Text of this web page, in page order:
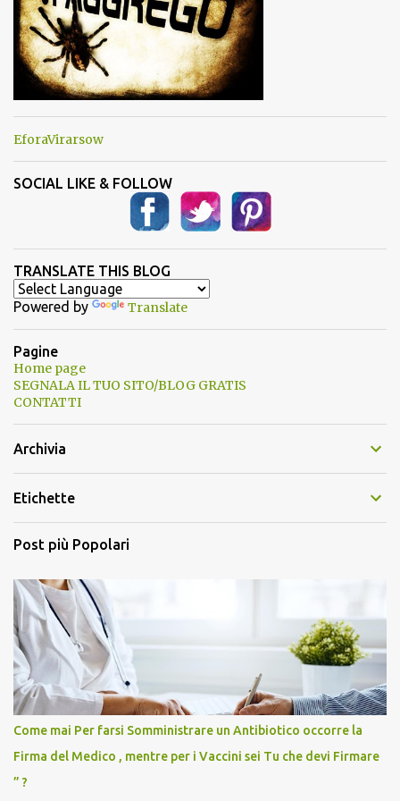
EforaVirarsow
SOCIAL LIKE & FOLLOW
TRANSLATE THIS BLOG
Powered by Translate
Pagine
Home page
SEGNALA IL TUO SITO/BLOG GRATIS
CONTATTI
Archivia
Etichette
Post più Popolari
Come mai Per farsi Somministrare un Antibiotico occorre la
Firma del Medico , mentre per i Vaccini sei Tu che devi Firmare
” ?